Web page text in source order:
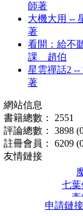
師著
大機大用 --
著
看開：給不
課 趙伯
星雲禪話2
著
網站信息
書籍總數： 2551
評論總數： 3898
註冊會員： 6209
友情鏈接
七
申請鏈接